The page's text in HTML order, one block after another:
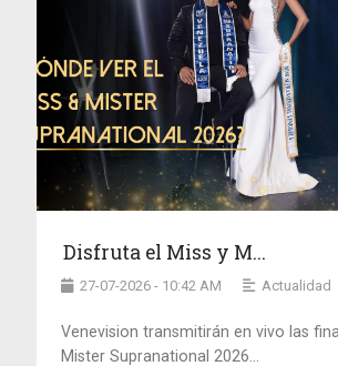
Disfruta el Miss y M...
27-07-2026 - 10:42 AM Actualidad
Venevision transmitirán en vivo las
Mister Supranational 2026...